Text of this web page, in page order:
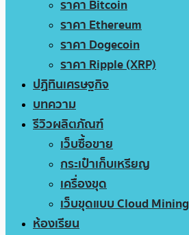
ราคา Bitcoin
ราคา Ethereum
ราคา Dogecoin
ราคา Ripple (XRP)
ปฏิทินเศรษฐกิจ
บทความ
รีวิวผลิตภัณฑ์
เว็บซื้อขาย
กระเป๋าเก็บเหรียญ
เครื่องขุด
เว็บขุดแบบ Cloud Mining
ห้องเรียน